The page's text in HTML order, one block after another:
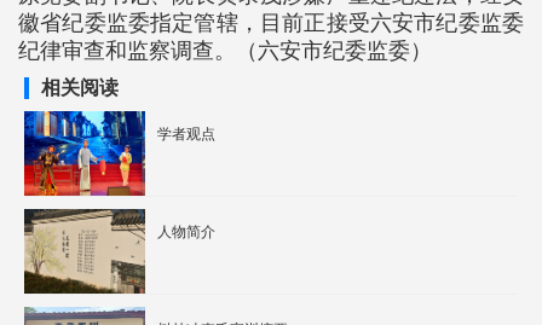
徽省纪委监委指定管辖，目前正接受六安市纪委监委
纪律审查和监察调查。（六安市纪委监委）
相关阅读
学者观点
人物简介